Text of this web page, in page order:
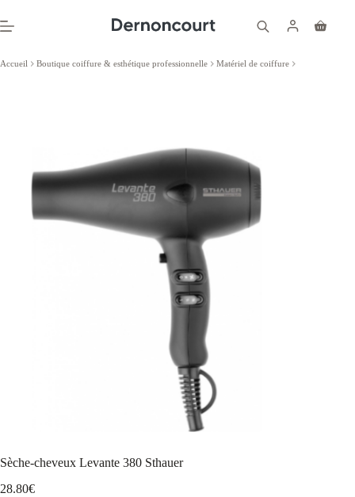
au
contenu
Panier
Accueil Boutique coiffure & esthétique professionnelle Matériel de coiffure
Sèche-cheveux Levante 380 Sthauer
28.80€